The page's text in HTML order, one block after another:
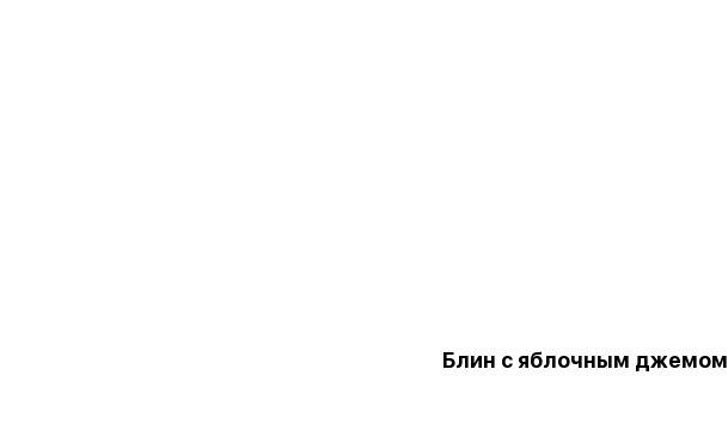
Блин с яблочным джемом